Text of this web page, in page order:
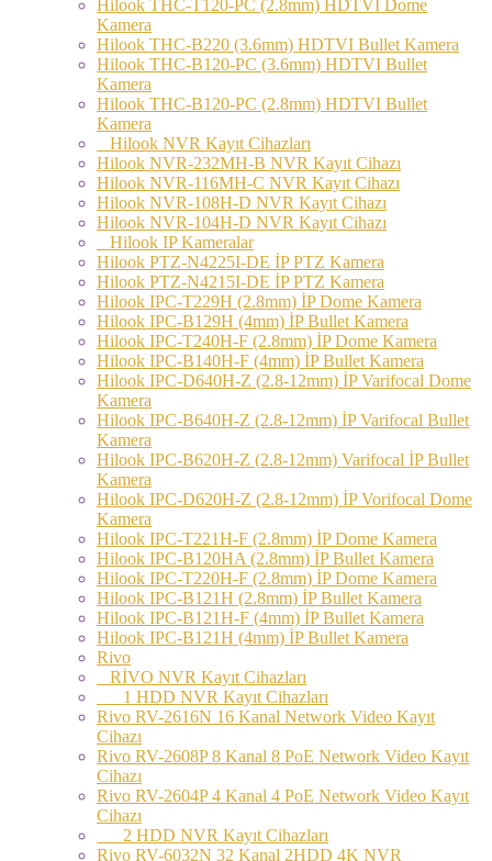
Hilook THC-T120-PC (2.8mm) HDTVI Dome
Kamera
Hilook THC-B220 (3.6mm) HDTVI Bullet Kamera
Hilook THC-B120-PC (3.6mm) HDTVI Bullet
Kamera
Hilook THC-B120-PC (2.8mm) HDTVI Bullet
Kamera
Hilook NVR Kayıt Cihazları
Hilook NVR-232MH-B NVR Kayıt Cihazı
Hilook NVR-116MH-C NVR Kayıt Cihazı
Hilook NVR-108H-D NVR Kayıt Cihazı
Hilook NVR-104H-D NVR Kayıt Cihazı
Hilook IP Kameralar
Hilook PTZ-N4225I-DE İP PTZ Kamera
Hilook PTZ-N4215I-DE İP PTZ Kamera
Hilook IPC-T229H (2.8mm) İP Dome Kamera
Hilook IPC-B129H (4mm) İP Bullet Kamera
Hilook IPC-T240H-F (2.8mm) İP Dome Kamera
Hilook IPC-B140H-F (4mm) İP Bullet Kamera
Hilook IPC-D640H-Z (2.8-12mm) İP Varifocal Dome
Kamera
Hilook IPC-B640H-Z (2.8-12mm) İP Varifocal Bullet
Kamera
Hilook IPC-B620H-Z (2.8-12mm) Varifocal İP Bullet
Kamera
Hilook IPC-D620H-Z (2.8-12mm) İP Vorifocal Dome
Kamera
Hilook IPC-T221H-F (2.8mm) İP Dome Kamera
Hilook IPC-B120HA (2.8mm) İP Bullet Kamera
Hilook IPC-T220H-F (2.8mm) İP Dome Kamera
Hilook IPC-B121H (2.8mm) İP Bullet Kamera
Hilook IPC-B121H-F (4mm) İP Bullet Kamera
Hilook IPC-B121H (4mm) İP Bullet Kamera
Rivo
RİVO NVR Kayıt Cihazları
1 HDD NVR Kayıt Cihazları
Rivo RV-2616N 16 Kanal Network Video Kayıt
Cihazı
Rivo RV-2608P 8 Kanal 8 PoE Network Video Kayıt
Cihazı
Rivo RV-2604P 4 Kanal 4 PoE Network Video Kayıt
Cihazı
2 HDD NVR Kayıt Cihazları
Rivo RV-6032N 32 Kanal 2HDD 4K NVR